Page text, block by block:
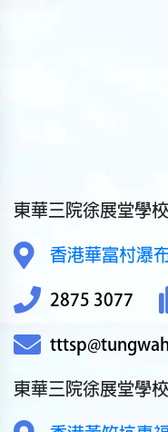
東華三院徐展堂學
香港華富村瀑
2875 3077
東華三院徐展堂學